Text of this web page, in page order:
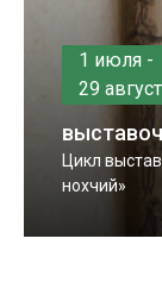
1 июля -
29
Цикл
нохчий»